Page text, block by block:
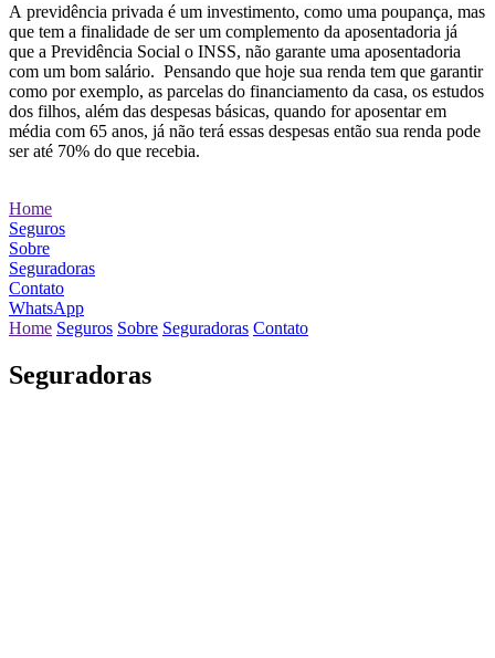
A previdência privada é um investimento, como uma poupança, mas
que tem a finalidade de ser um complemento da aposentadoria já
que a Previdência Social o INSS, não garante uma aposentadoria
com um bom salário. ​ Pensando que hoje sua renda tem que garantir
como por exemplo, as parcelas do financiamento da casa, os estudos
dos filhos, além das despesas básicas, quando for aposentar em
média com 65 anos, já não terá essas despesas então sua renda pode
ser até 70% do que recebia.
Home
Seguros
Sobre
Seguradoras
Contato
WhatsApp
Home Seguros Sobre Seguradoras Contato
Seguradoras